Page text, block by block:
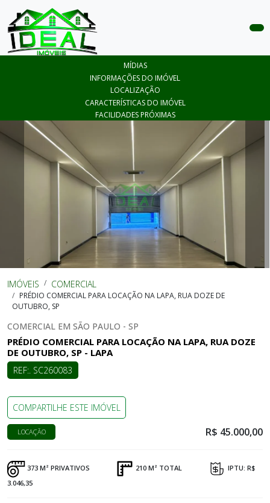
COMPRAR
LANÇAMENTOS
ANUNCIE
SEU
IMÓVEL
CONTATO
CLIENTE
MÍDIAS
INFORMAÇÕES DO IMÓVEL
LOCALIZAÇÃO
CARACTERÍSTICAS DO IMÓVEL
FACILIDADES PRÓXIMAS
IMÓVEIS COMERCIAL
PRÉDIO COMERCIAL PARA LOCAÇÃO NA LAPA, RUA DOZE DE
OUTUBRO, SP
COMERCIAL EM SÃO PAULO - SP
PRÉDIO COMERCIAL PARA LOCAÇÃO NA LAPA, RUA DOZE
DE OUTUBRO, SP - LAPA
REF:. SC260083
COMPARTILHE ESTE IMÓVEL
LOCAÇÃO R$ 45.000,00
373 M² PRIVATIVOS 210 M² TOTAL
IPTU: R$
3.046,35